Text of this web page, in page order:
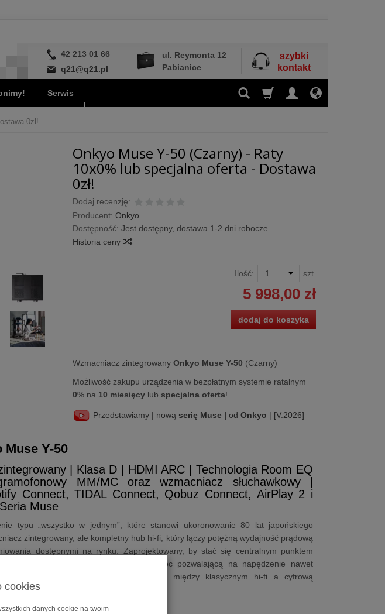
42 213 01 66
q21@q21.pl
ul. Reymonta 12
Pabianice
szybki
kontakt
Serwis
0zł!
Onkyo Muse Y-50 (Czarny) - Raty
10x0% lub specjalna oferta - Dostawa
0zł!
Dodaj recenzję:
Producent: Onkyo
Dostępność: Jest dostępny, dostawa 1-2 dni robocze.
Historia ceny
Ilość: szt.
5 998,00 zł
dodaj do koszyka
Wzmacniacz zintegrowanyOnkyo Muse Y-50 (Czarny)
Możliwość zakupu urządzenia w bezpłatnym systemie ratalnym
0%na 10 miesięcylub specjalna oferta!
Przedstawiamy | nową serię Muse | od Onkyo | [V.2026]
Muse Y-50
| Klasa D | HDMI ARC | Technologia Room EQ
MM/MC oraz wzmacniacz słuchawkowy |
Connect, TIDAL Connect, Qobuz Connect, AirPlay 2 i
Muse
typu „wszystko w jednym”, które stanowi ukoronowanie 80 lat japońskiego
zintegrowany, ale kompletny hub hi-fi, który łączy potężną wydajność prądową
dostępnymi na rynku. Zaprojektowany, by stać się centralnym punktem
estetykę, inteligentny interfejs oraz moc pozwalającą na napędzenie nawet
To urządzenie, które redefiniuje granice między klasycznym hi-fi a cyfrową
duszę.
cookies
danych cookie na twoim